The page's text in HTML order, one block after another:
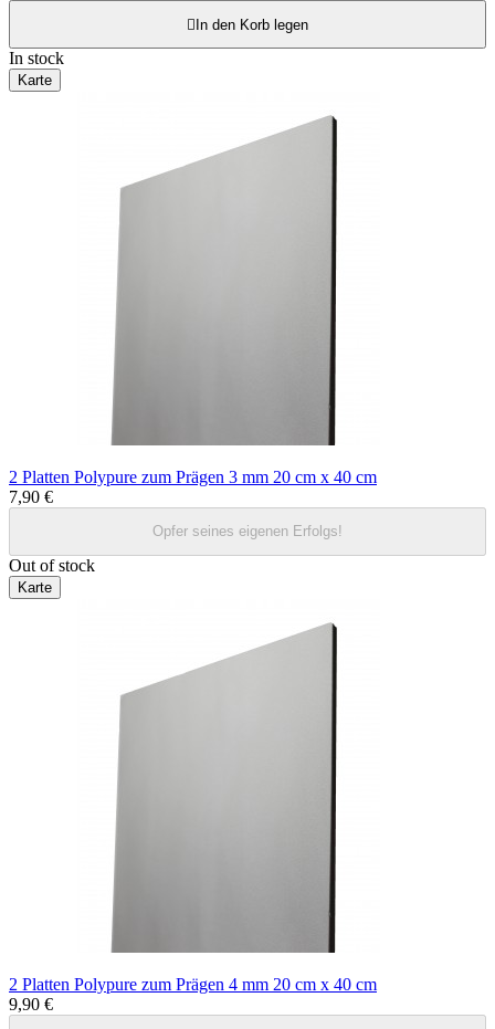
 In den Korb legen
In stock
Karte
2 Platten Polypure zum Prägen 3 mm 20 cm x 40 cm
7,90 €
Opfer seines eigenen Erfolgs!
Out of stock
Karte
2 Platten Polypure zum Prägen 4 mm 20 cm x 40 cm
9,90 €